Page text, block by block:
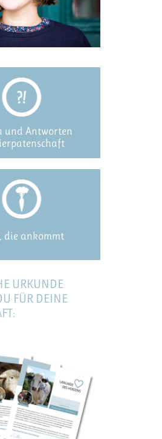
und Antworten
die ankommt
URKUNDE
FÜR DEINE